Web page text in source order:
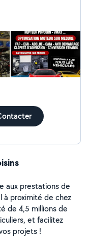
aux prestations de
à proximité de chez
de 4,5 millions de
et facilitez
projets !